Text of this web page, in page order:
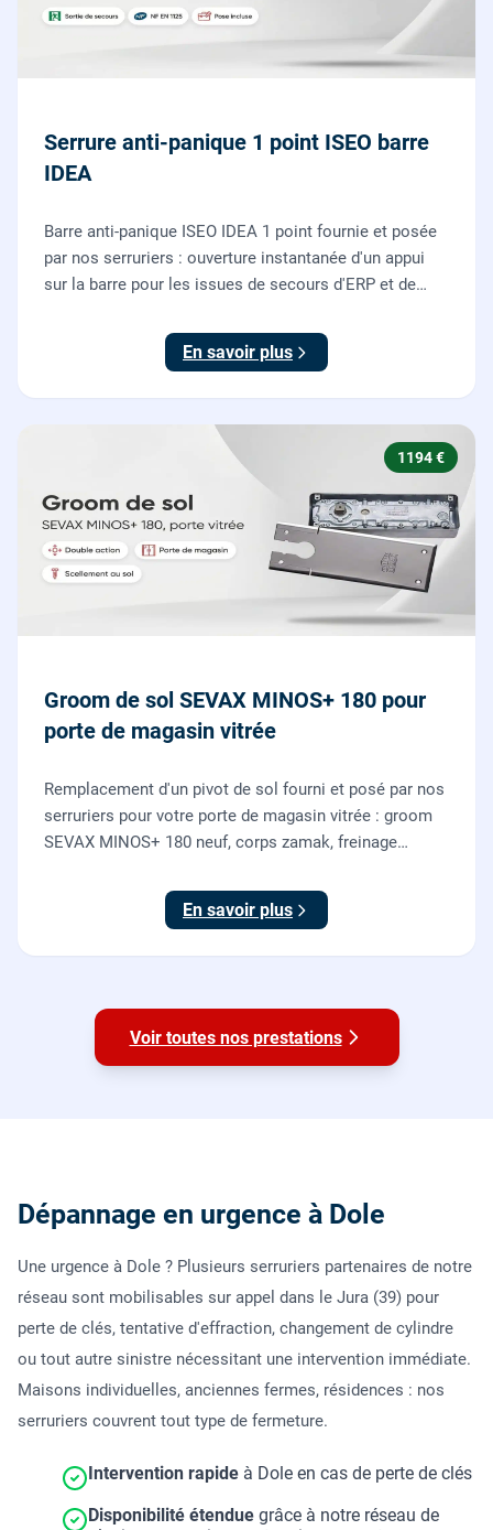
Serrure anti-panique 1 point ISEO barre
IDEA
Barre anti-panique ISEO IDEA 1 point fournie et posée
par nos serruriers : ouverture instantanée d'un appui
sur la barre pour les issues de secours d'ERP et de
En savoir plus
1194 €
Groom de sol SEVAX MINOS+ 180 pour
porte de magasin vitrée
Remplacement d'un pivot de sol fourni et posé par nos
serruriers pour votre porte de magasin vitrée : groom
SEVAX MINOS+ 180 neuf, corps zamak, freinage
sol, réglage et essais. 995 euros HT (1194 TTC).
En savoir plus
Voir toutes nos prestations
Dépannage en urgence à Dole
Une urgence à Dole ? Plusieurs serruriers partenaires de notre
réseau sont mobilisables sur appel dans le Jura (39) pour
perte de clés, tentative d'effraction, changement de cylindre
ou tout autre sinistre nécessitant une intervention immédiate.
Maisons individuelles, anciennes fermes, résidences : nos
serruriers couvrent tout type de fermeture.
Intervention rapide à Dole en cas de perte de clés
Disponibilité étendue grâce à notre réseau de